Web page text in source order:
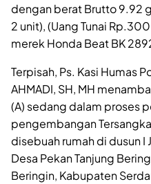
dengan berat Brutto 9.92
2 unit), (Uang Tunai
merek Honda Beat BK
Terpisah, Ps. Kasi Humas
AHMADI, SH, MH
(A) sedang dalam proses
pengembangan
disebuah rumah di dusun I
Desa Pekan Tanjung
Beringin, Kabupaten